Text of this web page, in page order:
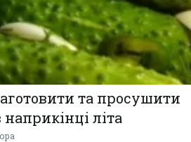
та просушити
наприкінці літа